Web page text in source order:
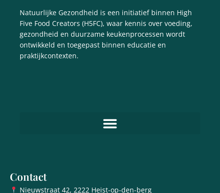
Natuurlijke Gezondheid is een initiatief binnen High
Five Food Creators (H5FC), waar kennis over voeding,
gezondheid en duurzame keukenprocessen wordt
ontwikkeld en toegepast binnen educatie en
praktijkcontexten.
Contact
Nieuwstraat 42, 2222 Heist-op-den-berg